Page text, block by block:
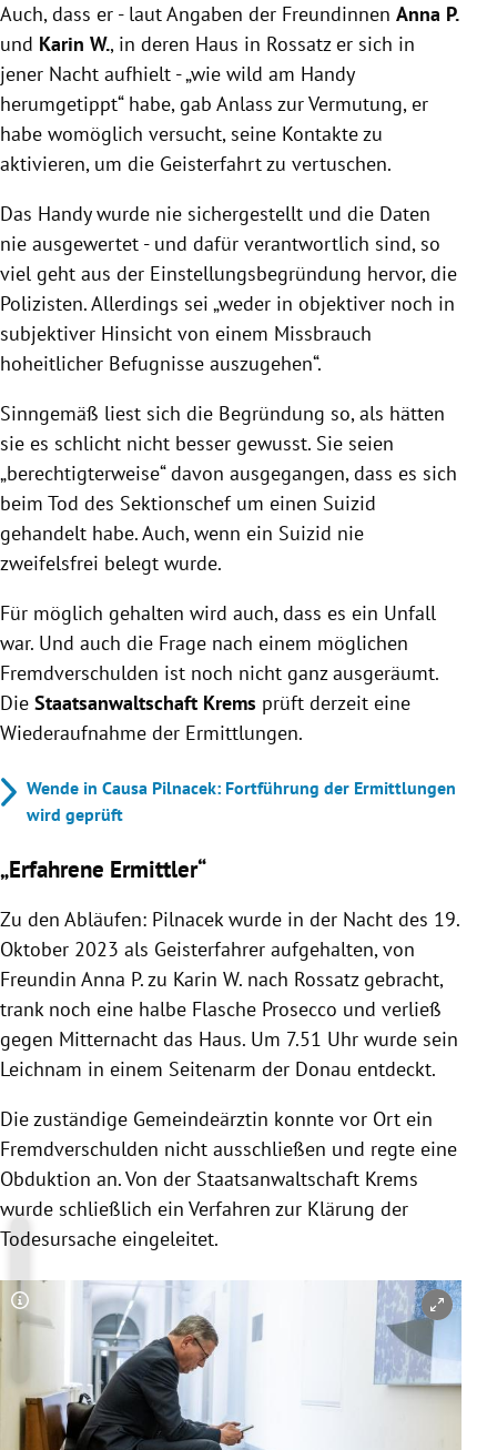
Auch, dass er - laut Angaben der Freundinnen Anna P.
und Karin W., in deren Haus in Rossatz er sich in
jener Nacht aufhielt - „wie wild am Handy
herumgetippt“ habe, gab Anlass zur Vermutung, er
habe womöglich versucht, seine Kontakte zu
aktivieren, um die Geisterfahrt zu vertuschen.
Das Handy wurde nie sichergestellt und die Daten
nie ausgewertet - und dafür verantwortlich sind, so
viel geht aus der Einstellungsbegründung hervor, die
Polizisten. Allerdings sei „weder in objektiver noch in
subjektiver Hinsicht von einem Missbrauch
hoheitlicher Befugnisse auszugehen“.
Sinngemäß liest sich die Begründung so, als hätten
sie es schlicht nicht besser gewusst. Sie seien
„berechtigterweise“ davon ausgegangen, dass es sich
beim Tod des Sektionschef um einen Suizid
gehandelt habe. Auch, wenn ein Suizid nie
zweifelsfrei belegt wurde.
Für möglich gehalten wird auch, dass es ein Unfall
war. Und auch die Frage nach einem möglichen
Fremdverschulden ist noch nicht ganz ausgeräumt.
Die Staatsanwaltschaft Krems prüft derzeit eine
Wiederaufnahme der Ermittlungen.
Wende in Causa Pilnacek: Fortführung der Ermittlungen
wird geprüft
„Erfahrene Ermittler“
Zu den Abläufen: Pilnacek wurde in der Nacht des 19.
Oktober 2023 als Geisterfahrer aufgehalten, von
Freundin Anna P. zu Karin W. nach Rossatz gebracht,
trank noch eine halbe Flasche Prosecco und verließ
gegen Mitternacht das Haus. Um 7.51 Uhr wurde sein
Leichnam in einem Seitenarm der Donau entdeckt.
Die zuständige Gemeindeärztin konnte vor Ort ein
Fremdverschulden nicht ausschließen und regte eine
Obduktion an. Von der Staatsanwaltschaft Krems
wurde schließlich ein Verfahren zur Klärung der
Todesursache eingeleitet.
Copyright-Hinweis öffnen/schließen